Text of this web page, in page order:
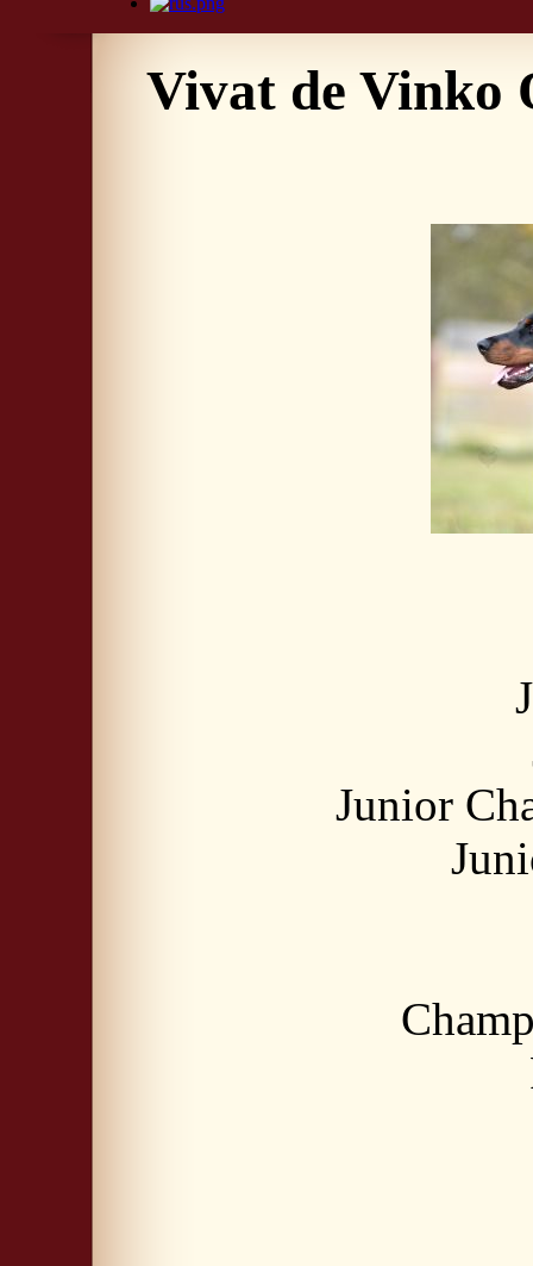
Vivat de Vinko
Junior